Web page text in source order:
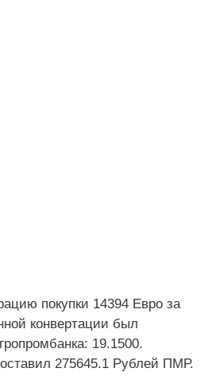
покупки 14394 Евро за
конвертации был
19.1500.
275645.1 Рублей ПМР.